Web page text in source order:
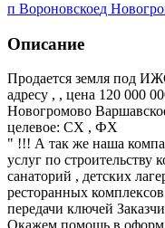
п Вороновскоед
Описание
Продается земля под
адресу , , цена 120 000
Новогромово
целевое: СХ , ФХ
" !!! А так же наша
услуг по строительству
санаторий , детских
ресторанных
передачи ключей